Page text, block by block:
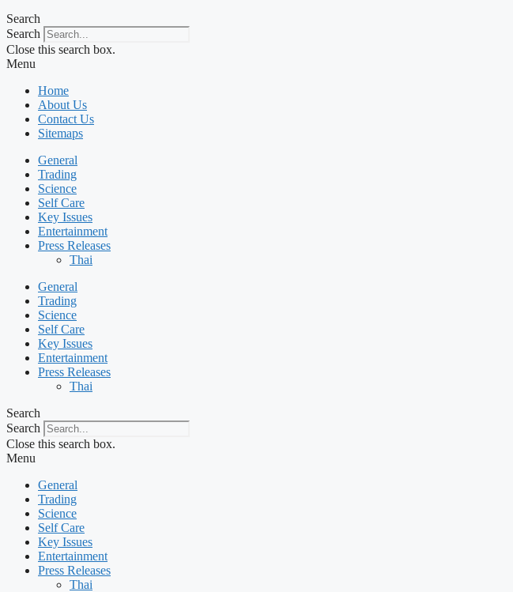
Search
Search
Close this search box.
Menu
Home
About Us
Contact Us
Sitemaps
General
Trading
Science
Self Care
Key Issues
Entertainment
Press Releases
Thai
General
Trading
Science
Self Care
Key Issues
Entertainment
Press Releases
Thai
Search
Search
Close this search box.
Menu
General
Trading
Science
Self Care
Key Issues
Entertainment
Press Releases
Thai